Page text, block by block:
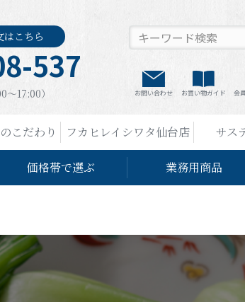
はこちら
537
17:00） お問い合わせ お買い物ガイド 会
こだわり フカヒレイシワタ仙台店 サス
価格帯で選ぶ 業務用商品